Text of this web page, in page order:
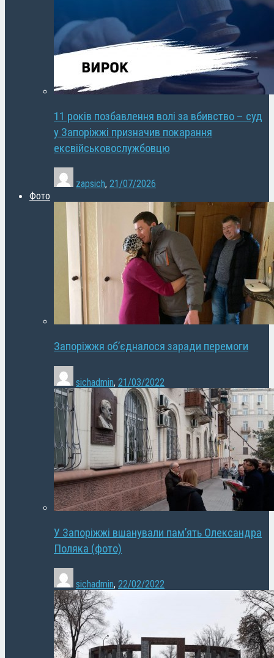
11 років позбавлення волі за вбивство – суд
у Запоріжжі призначив покарання
ексвійськовослужбовцю
zapsich, 21/07/2026
Фото
Запоріжжя об’єдналося заради перемоги
sichadmin, 21/03/2022
У Запоріжжі вшанували пам’ять Олександра
Поляка (фото)
sichadmin, 22/02/2022